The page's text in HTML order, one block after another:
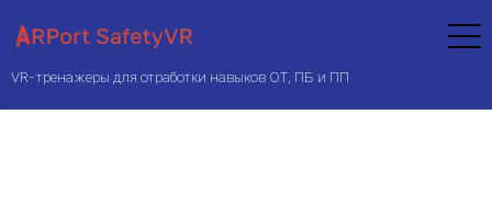
VR-тренажеры для отработки навыков ОТ, ПБ и ПП